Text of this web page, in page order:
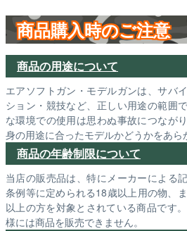
商品購入時のご注意
商品の用途について
エアソフトガン・モデルガンは、サバ
ション・競技など、正しい用途の範囲
な環境での使用は思わぬ事故につなが
身の用途に合ったモデルかどうかをあら
商品の年齢制限について
当店の販売品は、特にメーカーによる
条例等に定められる18歳以上用の物、
以上の方を対象とされている商品です
様には商品を販売できません。